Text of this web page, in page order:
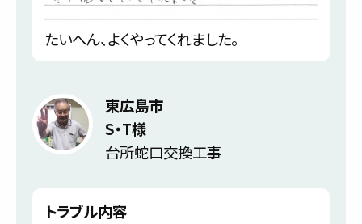
たいへん、よくやってくれました。
東広島市
S・T様
台所蛇口交換工事
トラブル内容